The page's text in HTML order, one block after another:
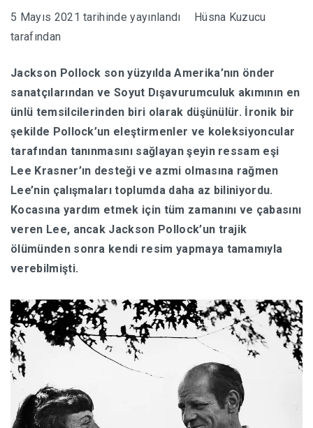
5 Mayıs 2021 tarihinde yayınlandı
Hüsna Kuzucu
tarafından
Jackson Pollock son yüzyılda Amerika’nın önder
sanatçılarından ve Soyut Dışavurumculuk akımının en
ünlü temsilcilerinden biri olarak düşünülür. İronik bir
şekilde Pollock’un eleştirmenler ve koleksiyoncular
tarafından tanınmasını sağlayan şeyin ressam eşi
Lee Krasner’ın desteği ve azmi olmasına rağmen
Lee’nin çalışmaları toplumda daha az biliniyordu.
Kocasına yardım etmek için tüm zamanını ve çabasını
veren Lee, ancak Jackson Pollock’un trajik
ölümünden sonra kendi resim yapmaya tamamıyla
verebilmişti.